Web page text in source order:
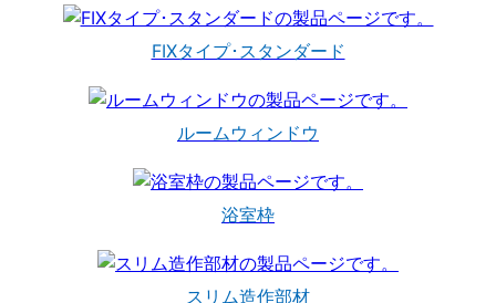
FIXタイプ･スタンダード
ルームウィンドウ
浴室枠
スリム造作部材